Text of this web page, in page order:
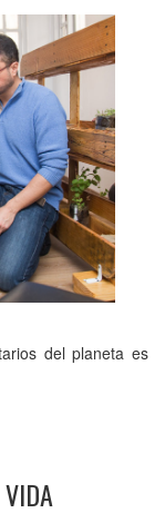
del planeta es